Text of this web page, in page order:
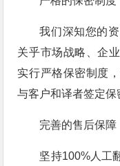
我们深知您的
关乎市场战略、企
实行严格保密制度
与客户和译者签定保
完善的售后保障
坚持100%人工